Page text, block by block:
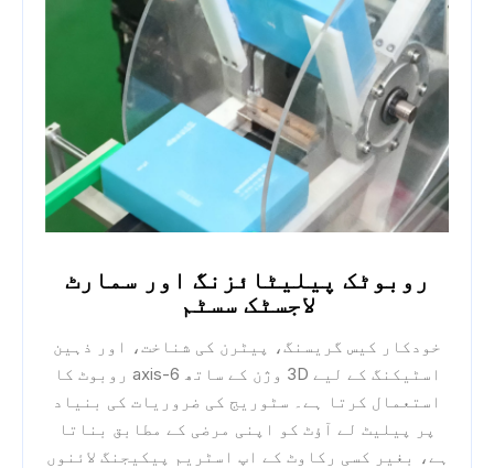
روبوٹک پیلیٹائزنگ اور سمارٹ
لاجسٹک سسٹم
خودکار کیس گریسنگ، پیٹرن کی شناخت، اور ذہین
اسٹیکنگ کے لیے 3D وژن کے ساتھ 6-axis روبوٹ کا
استعمال کرتا ہے۔ سٹوریج کی ضروریات کی بنیاد
پر پیلیٹ لے آؤٹ کو اپنی مرضی کے مطابق بناتا
ہے، بغیر کسی رکاوٹ کے اپ اسٹریم پیکیجنگ لائنوں